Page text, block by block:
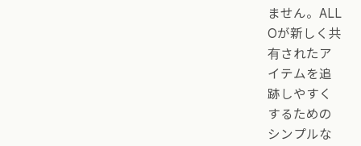
ません。ALL
Oが新しく共
有されたア
イテムを追
跡しやすく
するための
シンプルな